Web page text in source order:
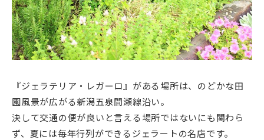
『ジェラテリア・レガーロ』がある場所は、のどかな田
園風景が広がる新潟五泉間瀬線沿い。
決して交通の便が良いと言える場所ではないにも関わら
ず、夏には毎年行列ができるジェラートの名店です。